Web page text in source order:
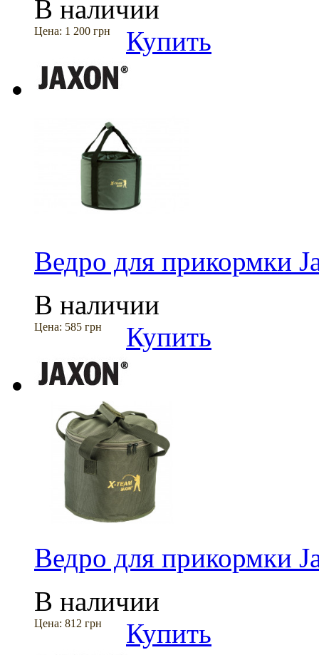
В наличии
Цена: 1 200 грн Купить
Ведро для прикормки
В наличии
Цена: 585 грн Купить
Ведро для прикормки
В наличии
Цена: 812 грн Купить